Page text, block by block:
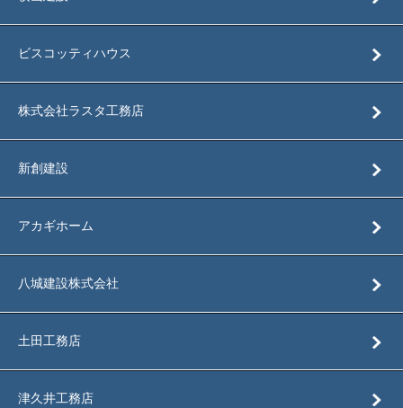
ビスコッティハウス
株式会社ラスタ工務店
新創建設
アカギホーム
八城建設株式会社
土田工務店
津久井工務店